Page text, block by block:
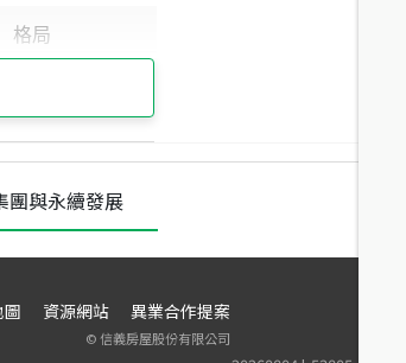
團與永續發展
圖 資源網站 異業合作提案
©信義房屋股份有限公司